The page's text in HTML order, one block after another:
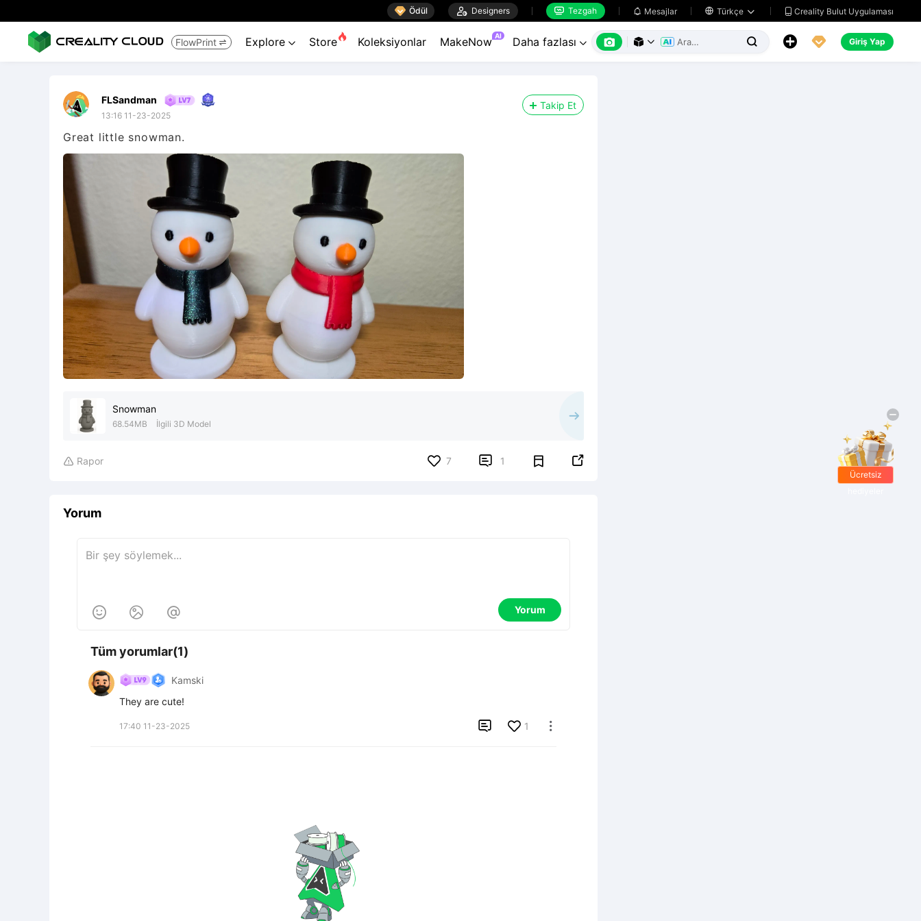
 Ödül  Designers  Tezgah  Mesajlar  Türkçe   Creality Bulut Uygulaması
FlowPrint  Explore  Store Koleksiyonlar MakeNow AI Daha fazlası        Giriş Yap
FLSandman
13:16 11-23-2025
Takip Et
Great little snowman.
Snowman
68.54MB İlgili 3D Model
 Rapor 7  1 
Yorum
   Yorum
Tüm yorumlar(1)
Kamski
They are cute!
17:40 11-23-2025  1 
Ücretsiz